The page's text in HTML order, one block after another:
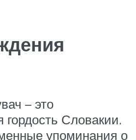
– это
гордость Словакии.
упоминания о